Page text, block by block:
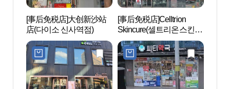
[事后免税店]大创新沙站
店(다이소 신사역점)
[事后免税店]Celltrion
Skincure(셀트리온스킨큐
어)